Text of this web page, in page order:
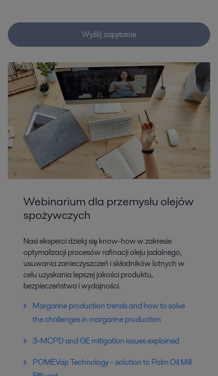
Wyślij zapytanie
Webinarium dla przemysłu olejów
spożywczych
Nasi eksperci dzielą się know-how w zakresie
optymalizacji procesów rafinacji oleju jadalnego,
usuwania zanieczyszczeń i składników lotnych w
celu uzyskania lepszej jakości produktu,
bezpieczeństwa i wydajności.
Margarine production trends and how to solve
the challenges in margarine production
3-MCPD and GE mitigation issues explained
POMEVap Technology – solution to Palm Oil Mill